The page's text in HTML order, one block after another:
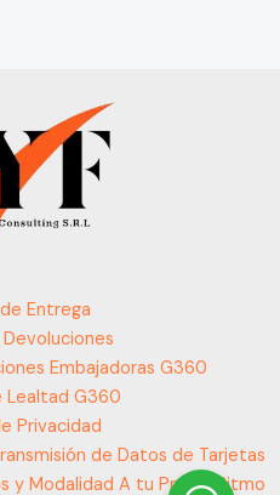
Entrega
Embajadoras G360
Lealtad G360
Privacidad
de Datos de Tarjetas
y Modalidad A tu Propio Ritmo